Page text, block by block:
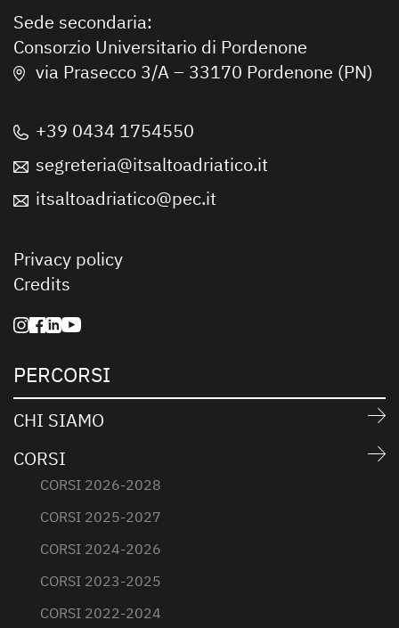
Sede secondaria:
Consorzio Universitario di Pordenone
via Prasecco 3/A – 33170 Pordenone (PN)
+39 0434 1754550
segreteria@itsaltoadriatico.it
itsaltoadriatico@pec.it
Privacy policy
Credits
PERCORSI
CHI SIAMO
CORSI
CORSI 2026-2028
CORSI 2025-2027
CORSI 2024-2026
CORSI 2023-2025
CORSI 2022-2024